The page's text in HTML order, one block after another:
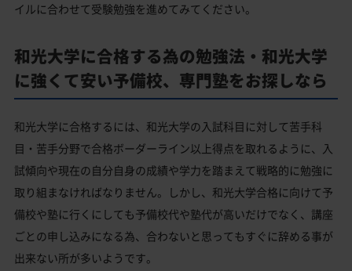
イルに合わせて受験勉強を進めてみてください。
和光大学に合格する為の勉強法・和光大学
に強くて安い予備校、専門塾をお探しなら
和光大学に合格するには、和光大学の入試科目に対して苦手科
目・苦手分野で合格ボーダーライン以上得点を取れるように、入
試傾向や現在の自分自身の成績や学力を踏まえて戦略的に勉強に
取り組まなければなりません。しかし、和光大学合格に向けて予
備校や塾に行くにしても予備校代や塾代が高いだけでなく、講座
ごとの申し込みになる為、合わないと思ってもすぐに辞める事が
出来ない所が多いようです。